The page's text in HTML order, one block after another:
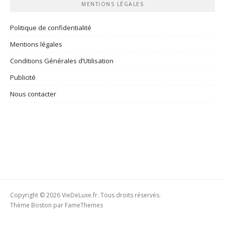
MENTIONS LÉGALES
Politique de confidentialité
Mentions légales
Conditions Générales d’Utilisation
Publicité
Nous contacter
Copyright © 2026 VieDeLuxe.fr. Tous droits réservés.
Thème Boston par FameThemes